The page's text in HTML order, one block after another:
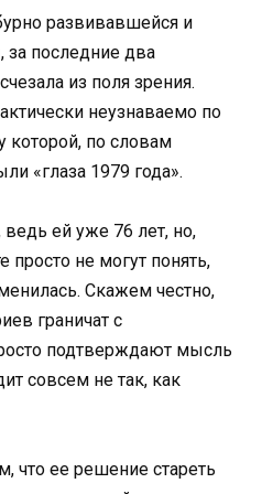
развивавшейся и
за последние два
из поля зрения.
неузнаваемо по
по словам
«глаза 1979 года».
ведь ей уже 76 лет, но,
просто не могут понять,
Скажем честно,
граничат с
подтверждают мысль
совсем не так, как
что ее решение стареть